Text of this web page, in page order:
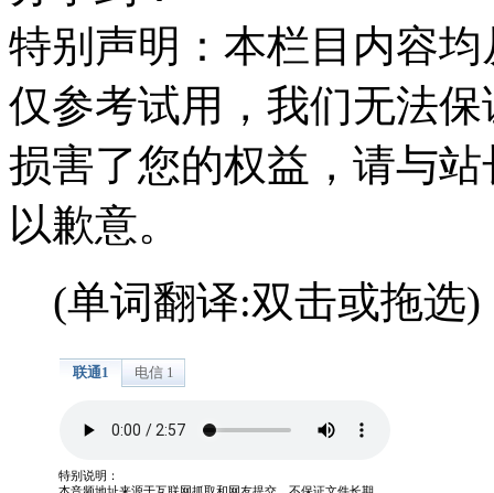
特别声明：本栏目内容
仅参考试用，我们无法
损害了您的权益，请与
以歉意。
(单词翻译:双击或拖选)